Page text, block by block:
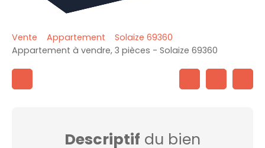
Vente Appartement
Solaize 69360
Appartement à vendre, 3 pièces - Solaize 69360
Descriptif du bien